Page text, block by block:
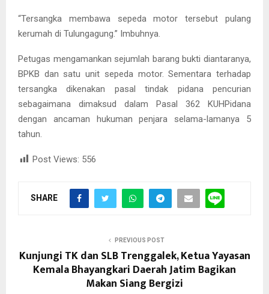
“Tersangka membawa sepeda motor tersebut pulang
kerumah di Tulungagung.” Imbuhnya.
Petugas mengamankan sejumlah barang bukti diantaranya,
BPKB dan satu unit sepeda motor. Sementara terhadap
tersangka dikenakan pasal tindak pidana pencurian
sebagaimana dimaksud dalam Pasal 362 KUHPidana
dengan ancaman hukuman penjara selama-lamanya 5
tahun.
Post Views: 556
SHARE
PREVIOUS POST
Kunjungi TK dan SLB Trenggalek, Ketua Yayasan
Kemala Bhayangkari Daerah Jatim Bagikan
Makan Siang Bergizi